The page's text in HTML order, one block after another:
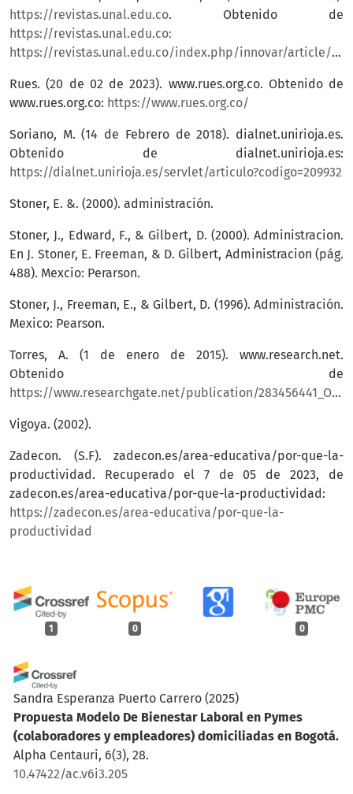
1 0 0
Sandra Esperanza Puerto Carrero (2025)
Propuesta Modelo De Bienestar Laboral en Pymes
(colaboradores y empleadores) domiciliadas en Bogotá.
Alpha Centauri, 6(3), 28.
10.47422/ac.v6i3.205
https://revistas.unal.edu.co. Obtenido de
https://revistas.unal.edu.co:
https://revistas.unal.edu.co/index.php/innovar/article/view/62373/59320
Rues. (20 de 02 de 2023). www.rues.org.co. Obtenido de
www.rues.org.co: https://www.rues.org.co/
Soriano, M. (14 de Febrero de 2018). dialnet.unirioja.es.
Obtenido de dialnet.unirioja.es:
https://dialnet.unirioja.es/servlet/articulo?codigo=209932
Stoner, E. &. (2000). administración.
Stoner, J., Edward, F., & Gilbert, D. (2000). Administracion.
En J. Stoner, E. Freeman, & D. Gilbert, Administracion (pág.
488). Mexcio: Perarson.
Stoner, J., Freeman, E., & Gilbert, D. (1996). Administración.
Mexico: Pearson.
Torres, A. (1 de enero de 2015). www.research.net.
Obtenido de
https://www.researchgate.net/publication/283456441_Obstaculos_de_las_nuevas_formas_de_organizacion_del_trabajo
Vigoya. (2002).
Zadecon. (S.F). zadecon.es/area-educativa/por-que-la-
productividad. Recuperado el 7 de 05 de 2023, de
zadecon.es/area-educativa/por-que-la-productividad:
https://zadecon.es/area-educativa/por-que-la-
productividad